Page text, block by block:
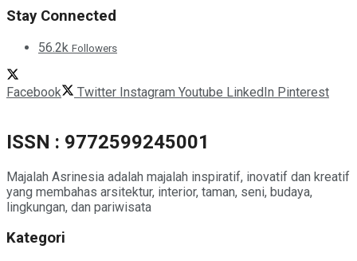
Stay Connected
56.2k Followers
Facebook Twitter Instagram Youtube LinkedIn Pinterest
ISSN : 9772599245001
Majalah Asrinesia adalah majalah inspiratif, inovatif dan kreatif
yang membahas arsitektur, interior, taman, seni, budaya,
lingkungan, dan pariwisata
Kategori